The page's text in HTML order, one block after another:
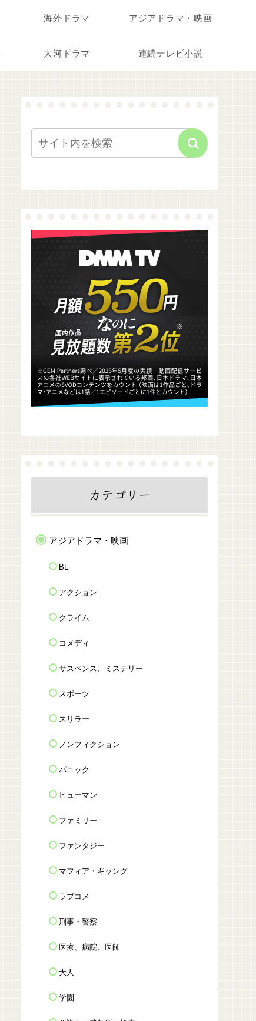
海外ドラマ アジアドラマ・映画
大河ドラマ 連続テレビ小説
カテゴリー
アジアドラマ・映画
BL
アクション
クライム
コメディ
サスペンス、ミステリー
スポーツ
スリラー
ノンフィクション
パニック
ヒューマン
ファミリー
ファンタジー
マフィア・ギャング
ラブコメ
刑事・警察
医療、病院、医師
大人
学園